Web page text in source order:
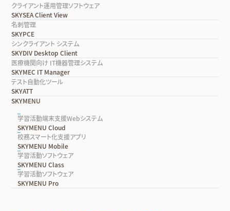
クライアント運用管理ソフトウェア
SKYSEA Client View
名刺管理
SKYPCE
シンクライアント システム
SKYDIV Desktop Client
医療機関向け IT機器管理システム
SKYMEC IT Manager
テスト自動化ツール
SKYATT
SKYMENU
学習活動端末支援Webシステム
SKYMENU Cloud
校務スマート化支援アプリ
SKYMENU Mobile
学習活動ソフトウェア
SKYMENU Class
学習活動ソフトウェア
SKYMENU Pro